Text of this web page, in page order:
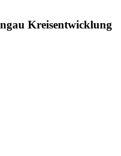
Kreisentwicklung